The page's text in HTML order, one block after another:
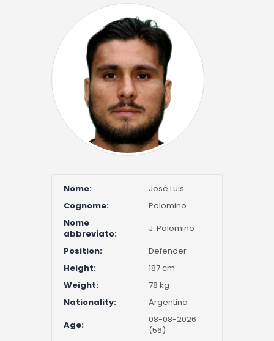
Nome:
José Luis
Cognome:
Palomino
Nome
abbreviato:
J. Palomino
Position:
Defender
Height:
187 cm
Weight:
78 kg
Nationality:
Argentina
Age:
08-08-2026
(56)